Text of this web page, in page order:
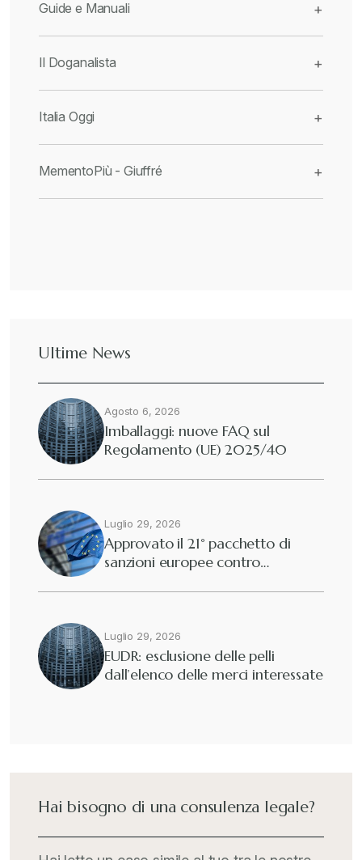
Guide e Manuali +
Il Doganalista +
Italia Oggi +
MementoPiù - Giuffré +
Ultime News
Agosto 6, 2026
Imballaggi: nuove FAQ sul
Regolamento (UE) 2025/40
Luglio 29, 2026
Approvato il 21° pacchetto di
sanzioni europee contro…
Luglio 29, 2026
EUDR: esclusione delle pelli
dall’elenco delle merci interessate
Hai bisogno di una consulenza legale?